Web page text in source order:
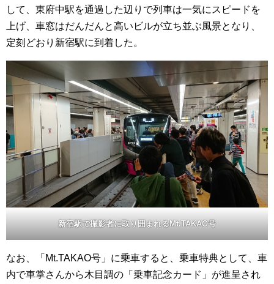
して、東府中駅を通過した辺りで列車は一気にスピードを
上げ、車窓はだんだんと高いビルが立ち並ぶ風景となり、
定刻どおり新宿駅に到着した。
新宿駅で撮影者に取り囲まれるMt.TAKAO号
なお、「Mt.TAKAO号」に乗車すると、乗車特典として、車
内で車掌さんから木目調の「乗車記念カード」が進呈され